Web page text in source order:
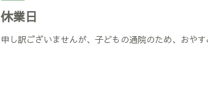
休業日
申し訳ございませんが、子どもの通院のため、おや